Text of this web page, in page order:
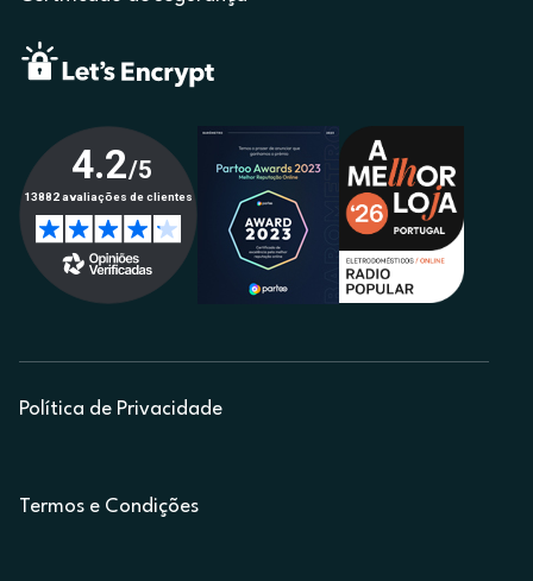
Política de Privacidade
Termos e Condições